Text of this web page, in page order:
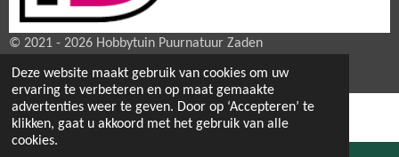
Deze website maakt gebruik van cookies om uw
ervaring te verbeteren en op maat gemaakte
advertenties weer te geven. Door op ‘Accepteren’ te
klikken, gaat u akkoord met het gebruik van alle
cookies.
© 2021 - 2026 Hobbytuin Puurnatuur Zaden
Powered by JouwWeb